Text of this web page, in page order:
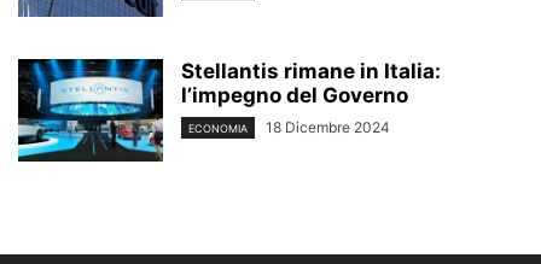
Stellantis rimane in Italia:
l’impegno del Governo
ECONOMIA 18 Dicembre 2024